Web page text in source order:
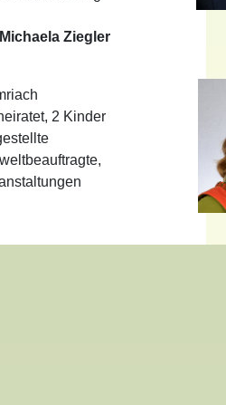
Michaela Ziegler
2 Kinder